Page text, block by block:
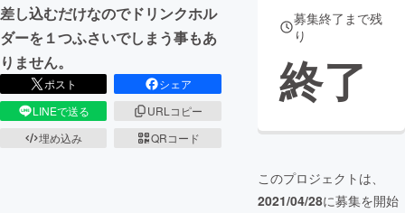
差し込むだけなのでドリンクホル
ダーを１つふさいでしまう事もあ
りません。
ポスト
シェア
LINEで送る
URLコピー
埋め込み
QRコード
募集終了まで残
り
終了
このプロジェクトは、
2021/04/28に募集を開始